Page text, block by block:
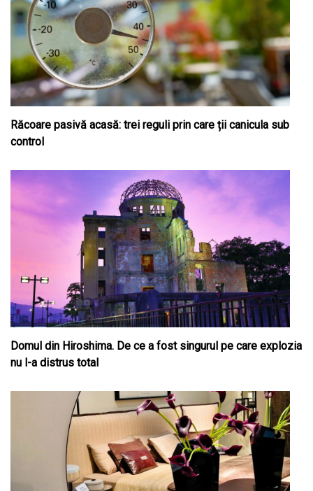
Răcoare pasivă acasă: trei reguli prin care ții canicula sub
control
Domul din Hiroshima. De ce a fost singurul pe care explozia
nu l-a distrus total